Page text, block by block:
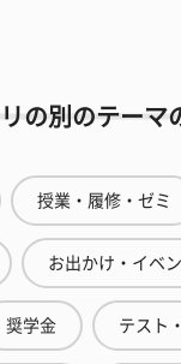
の別のテーマ
授業・履修・ゼミ
お出かけ・イベ
奨学金 テスト